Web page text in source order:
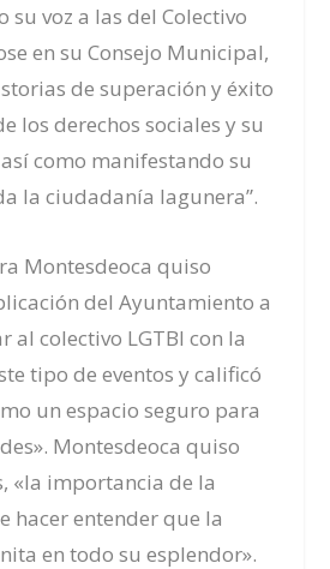
su voz a las del Colectivo
en su Consejo Municipal,
de superación y éxito
los derechos sociales y su
como manifestando su
la ciudadanía lagunera”.
Montesdeoca quiso
del Ayuntamientoa
al colectivo LGTBI con la
tipo de eventos y calificó
un espacio seguro para
Montesdeoca quiso
, «la importancia de la
hacer entender que la
en todo su esplendor».